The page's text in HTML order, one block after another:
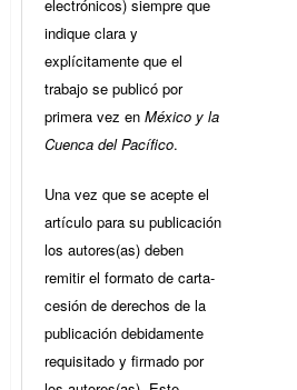
electrónicos) siempre que
indique clara y
explícitamente que el
trabajo se publicó por
primera vez en México y la
Cuenca del Pacífico.
Una vez que se acepte el
artículo para su publicación
los autores(as) deben
remitir el formato de carta-
cesión de derechos de la
publicación debidamente
requisitado y firmado por